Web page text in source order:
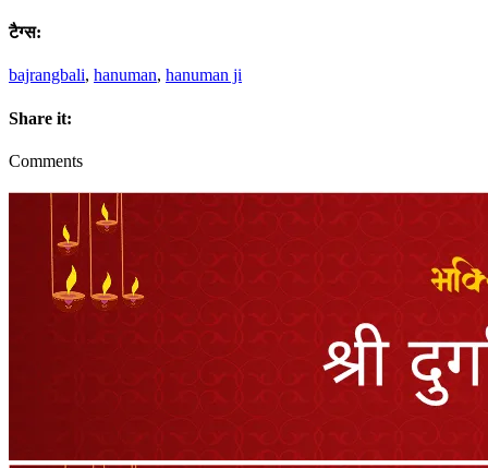
टैग्स:
bajrangbali, hanuman, hanuman ji
Share it:
Comments